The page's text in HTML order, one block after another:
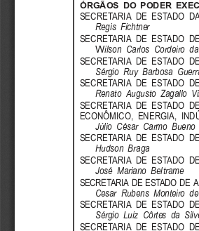
ÓRGÃOS DO PODER
SECRETARIA  DE  ESTADO
Regis  Fichtner
SECRETARIA  DE  ESTADO
Wilson  Carlos  Cordeiro
SECRETARIA  DE  ESTADO
Sérgio  Ruy  Barbosa
SECRETARIA  DE  ESTADO
Renato  Augusto  Zagallo
SECRETARIA  DE  ESTADO
ECONÔMICO,  ENERGIA,
Júlio  César  Carmo  Bueno
SECRETARIA  DE  ESTADO
Hudson  Braga
SECRETARIA  DE  ESTADO
José  Mariano  Bel trame
SECRETARIA  DE  ESTADO  DE
Cesar  Rubens  Monteiro
SECRETARIA  DE  ESTADO
Sérgio  Luiz  Côrtes  da
SECRETARIA  DE  ESTADO